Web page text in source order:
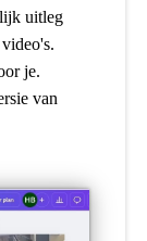
uitleg
je.
van